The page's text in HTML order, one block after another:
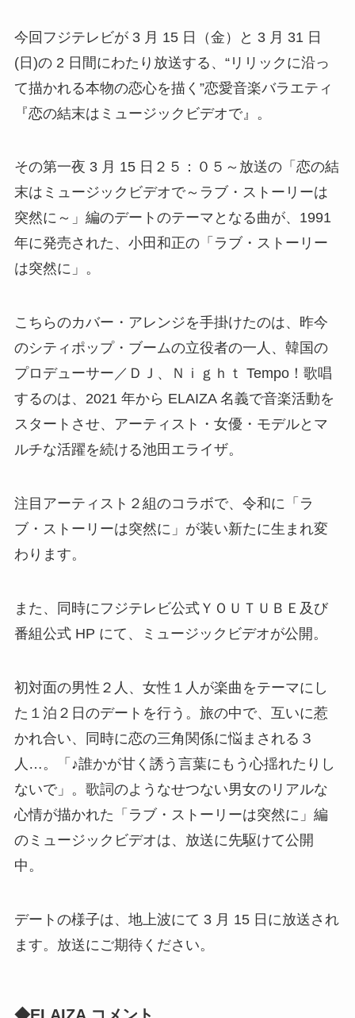
今回フジテレビが 3 月 15 日（金）と 3 月 31 日
(日)の 2 日間にわたり放送する、“リリックに沿っ
て描かれる本物の恋心を描く”恋愛音楽バラエティ
『恋の結末はミュージックビデオで』。
その第一夜 3 月 15 日２５：０５～放送の「恋の結
末はミュージックビデオで～ラブ・ストーリーは
突然に～」編のデートのテーマとなる曲が、1991
年に発売された、小田和正の「ラブ・ストーリー
は突然に」。
こちらのカバー・アレンジを手掛けたのは、昨今
のシティポップ・ブームの立役者の一人、韓国の
プロデューサー／ＤＪ、Ｎｉｇｈｔ Tempo！歌唱
するのは、2021 年から ELAIZA 名義で音楽活動を
スタートさせ、アーティスト・女優・モデルとマ
ルチな活躍を続ける池田エライザ。
注目アーティスト２組のコラボで、令和に「ラ
ブ・ストーリーは突然に」が装い新たに生まれ変
わります。
また、同時にフジテレビ公式ＹＯＵＴＵＢＥ及び
番組公式 HP にて、ミュージックビデオが公開。
初対面の男性２人、女性１人が楽曲をテーマにし
た１泊２日のデートを行う。旅の中で、互いに惹
かれ合い、同時に恋の三角関係に悩まされる３
人…。「♪誰かが甘く誘う言葉にもう心揺れたりし
ないで」。歌詞のようなせつない男女のリアルな
心情が描かれた「ラブ・ストーリーは突然に」編
のミュージックビデオは、放送に先駆けて公開
中。
デートの様子は、地上波にて 3 月 15 日に放送され
ます。放送にご期待ください。